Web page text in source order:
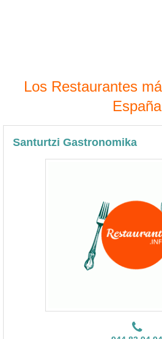
Los Restaurantes
España
Santurtzi Gastronomika